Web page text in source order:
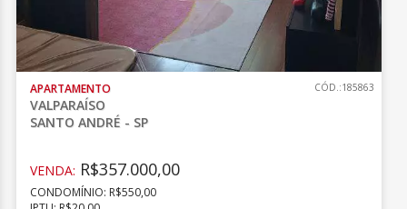
APARTAMENTO
VALPARAÍSO
SANTO ANDRÉ - SP
CÓD.:185863
VENDA: R$357.000,00
CONDOMÍNIO: R$550,00